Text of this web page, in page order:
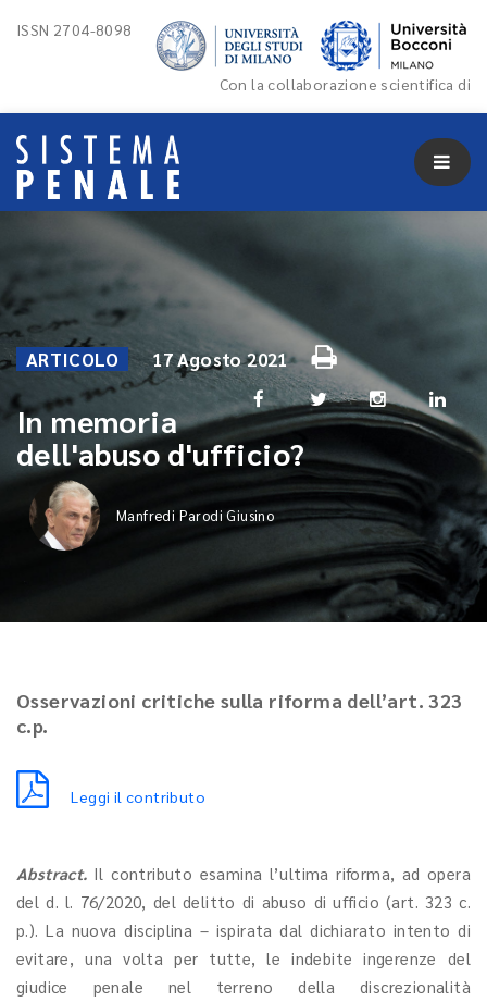
ISSN 2704-8098
Con la collaborazione scientifica di
ARTICOLO 17 Agosto 2021
In memoria
dell'abuso d'ufficio?
Manfredi Parodi Giusino
Osservazioni critiche sulla riforma dell’art. 323
c.p.
Leggi il contributo
Abstract. Il contributo esamina l’ultima riforma, ad opera
del d. l. 76/2020, del delitto di abuso di ufficio (art. 323 c.
p.). La nuova disciplina – ispirata dal dichiarato intento di
evitare, una volta per tutte, le indebite ingerenze del
giudice penale nel terreno della discrezionalità